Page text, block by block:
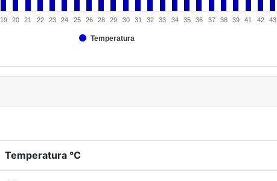
Temperatura
19 20 21 22 23 24 25 26 28 29 30 31 32 33 34 35 36 37 38 39 41 42 43
Temperatura °C